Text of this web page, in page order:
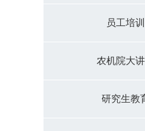
员工培训
农机院大
研究生教